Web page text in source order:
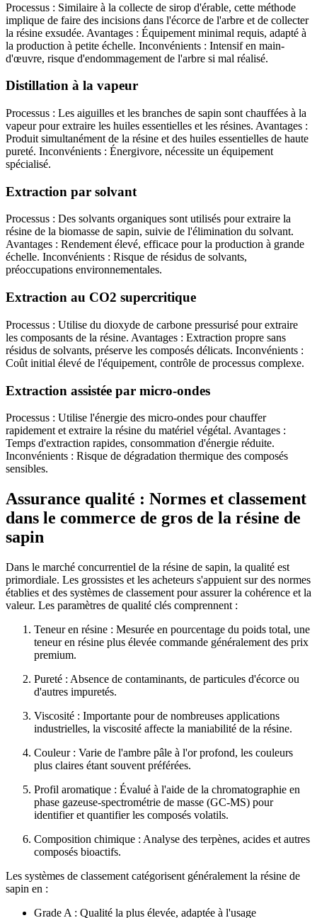
Processus : Similaire à la collecte de sirop d'érable, cette méthode
implique de faire des incisions dans l'écorce de l'arbre et de collecter
la résine exsudée. Avantages : Équipement minimal requis, adapté à
la production à petite échelle. Inconvénients : Intensif en main-
d'œuvre, risque d'endommagement de l'arbre si mal réalisé.
Distillation à la vapeur
Processus : Les aiguilles et les branches de sapin sont chauffées à la
vapeur pour extraire les huiles essentielles et les résines. Avantages :
Produit simultanément de la résine et des huiles essentielles de haute
pureté. Inconvénients : Énergivore, nécessite un équipement
spécialisé.
Extraction par solvant
Processus : Des solvants organiques sont utilisés pour extraire la
résine de la biomasse de sapin, suivie de l'élimination du solvant.
Avantages : Rendement élevé, efficace pour la production à grande
échelle. Inconvénients : Risque de résidus de solvants,
préoccupations environnementales.
Extraction au CO2 supercritique
Processus : Utilise du dioxyde de carbone pressurisé pour extraire
les composants de la résine. Avantages : Extraction propre sans
résidus de solvants, préserve les composés délicats. Inconvénients :
Coût initial élevé de l'équipement, contrôle de processus complexe.
Extraction assistée par micro-ondes
Processus : Utilise l'énergie des micro-ondes pour chauffer
rapidement et extraire la résine du matériel végétal. Avantages :
Temps d'extraction rapides, consommation d'énergie réduite.
Inconvénients : Risque de dégradation thermique des composés
sensibles.
Assurance qualité : Normes et classement
dans le commerce de gros de la résine de
sapin
Dans le marché concurrentiel de la résine de sapin, la qualité est
primordiale. Les grossistes et les acheteurs s'appuient sur des normes
établies et des systèmes de classement pour assurer la cohérence et la
valeur. Les paramètres de qualité clés comprennent :
Teneur en résine : Mesurée en pourcentage du poids total, une
teneur en résine plus élevée commande généralement des prix
premium.
Pureté : Absence de contaminants, de particules d'écorce ou
d'autres impuretés.
Viscosité : Importante pour de nombreuses applications
industrielles, la viscosité affecte la maniabilité de la résine.
Couleur : Varie de l'ambre pâle à l'or profond, les couleurs
plus claires étant souvent préférées.
Profil aromatique : Évalué à l'aide de la chromatographie en
phase gazeuse-spectrométrie de masse (GC-MS) pour
identifier et quantifier les composés volatils.
Composition chimique : Analyse des terpènes, acides et autres
composés bioactifs.
Les systèmes de classement catégorisent généralement la résine de
sapin en :
Grade A : Qualité la plus élevée, adaptée à l'usage